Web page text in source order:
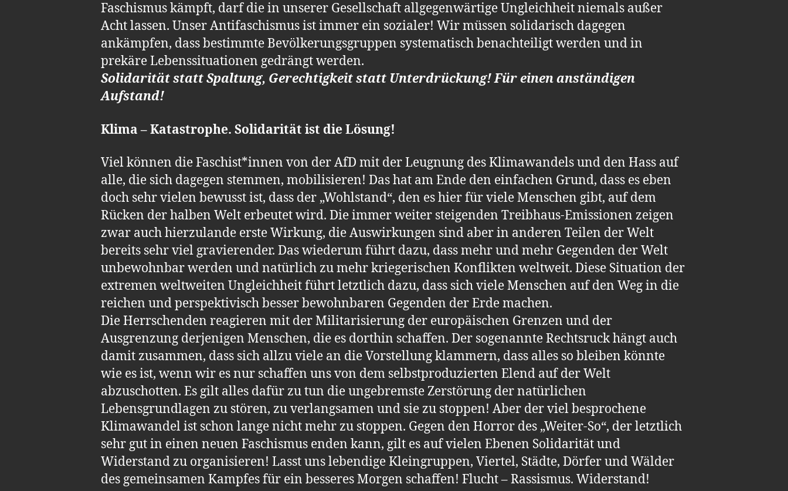
Faschismus kämpft, darf die in unserer Gesellschaft allgegenwärtige Ungleichheit niemals außer
Acht lassen. Unser Antifaschismus ist immer ein sozialer! Wir müssen solidarisch dagegen
ankämpfen, dass bestimmte Bevölkerungsgruppen systematisch benachteiligt werden und in
prekäre Lebenssituationen gedrängt werden.
Solidarität statt Spaltung, Gerechtigkeit statt Unterdrückung! Für einen anständigen
Aufstand!
Klima – Katastrophe. Solidarität ist die Lösung!
Viel können die Faschist*innen von der AfD mit der Leugnung des Klimawandels und den Hass auf
alle, die sich dagegen stemmen, mobilisieren! Das hat am Ende den einfachen Grund, dass es eben
doch sehr vielen bewusst ist, dass der „Wohlstand“, den es hier für viele Menschen gibt, auf dem
Rücken der halben Welt erbeutet wird. Die immer weiter steigenden Treibhaus-Emissionen zeigen
zwar auch hierzulande erste Wirkung, die Auswirkungen sind aber in anderen Teilen der Welt
bereits sehr viel gravierender. Das wiederum führt dazu, dass mehr und mehr Gegenden der Welt
unbewohnbar werden und natürlich zu mehr kriegerischen Konflikten weltweit. Diese Situation der
extremen weltweiten Ungleichheit führt letztlich dazu, dass sich viele Menschen auf den Weg in die
reichen und perspektivisch besser bewohnbaren Gegenden der Erde machen.
Die Herrschenden reagieren mit der Militarisierung der europäischen Grenzen und der
Ausgrenzung derjenigen Menschen, die es dorthin schaffen. Der sogenannte Rechtsruck hängt auch
damit zusammen, dass sich allzu viele an die Vorstellung klammern, dass alles so bleiben könnte
wie es ist, wenn wir es nur schaffen uns von dem selbstproduzierten Elend auf der Welt
abzuschotten. Es gilt alles dafür zu tun die ungebremste Zerstörung der natürlichen
Lebensgrundlagen zu stören, zu verlangsamen und sie zu stoppen! Aber der viel besprochene
Klimawandel ist schon lange nicht mehr zu stoppen. Gegen den Horror des „Weiter-So“, der letztlich
sehr gut in einen neuen Faschismus enden kann, gilt es auf vielen Ebenen Solidarität und
Widerstand zu organisieren! Lasst uns lebendige Kleingruppen, Viertel, Städte, Dörfer und Wälder
des gemeinsamen Kampfes für ein besseres Morgen schaffen! Flucht – Rassismus. Widerstand!